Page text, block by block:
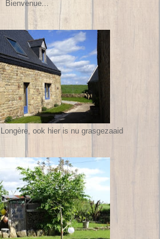
Bienvenue...
ook hier is nu grasgezaaid